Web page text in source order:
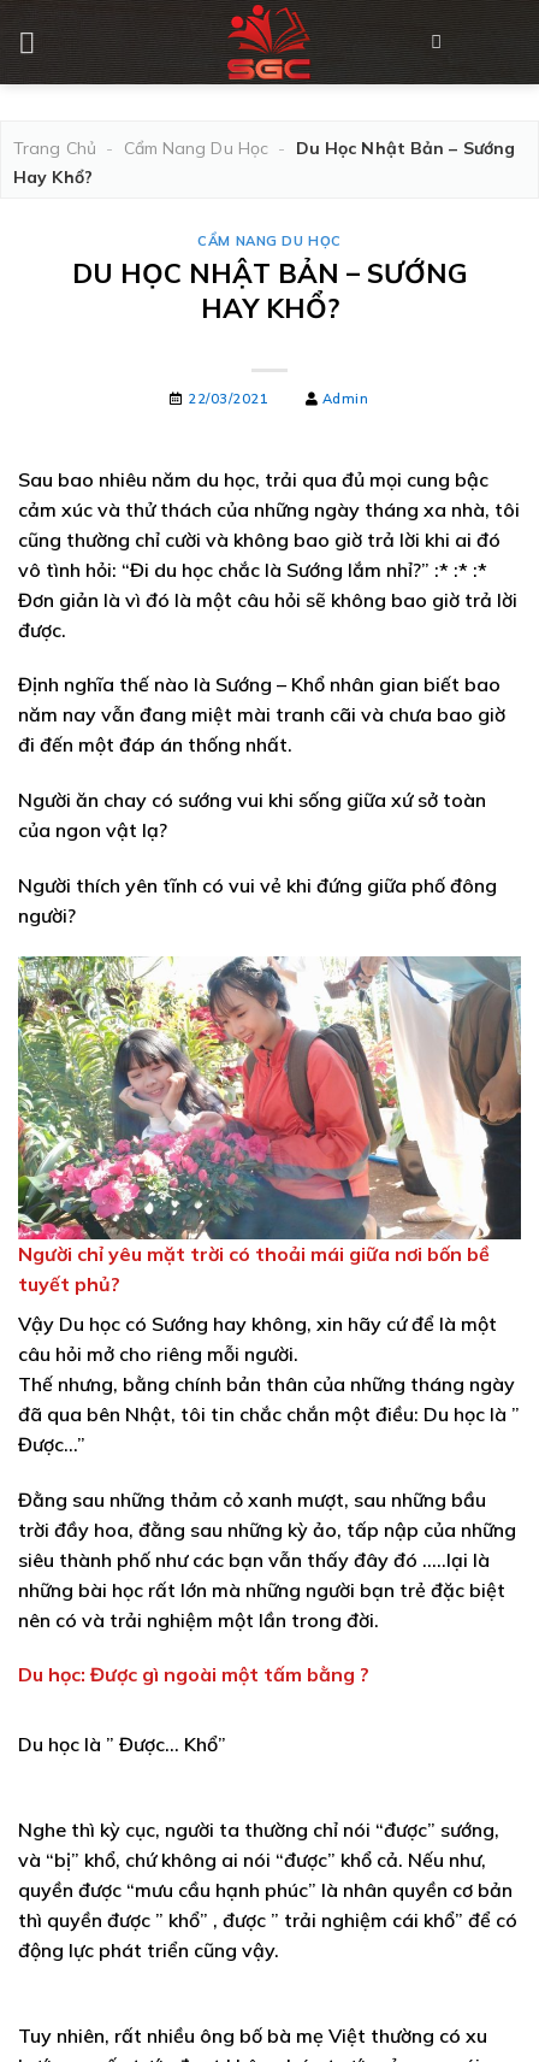
Skip
to
content
Trang Chủ - Cẩm Nang Du Học -
Du Học Nhật Bản – Sướng
Hay Khổ?
CẨM NANG DU HỌC
DU HỌC NHẬT BẢN – SƯỚNG
HAY KHỔ?
22/03/2021 Admin
Sau bao nhiêu năm du học, trải qua đủ mọi cung bậc
cảm xúc và thử thách của những ngày tháng xa nhà, tôi
cũng thường chỉ cười và không bao giờ trả lời khi ai đó
vô tình hỏi: “Đi du học chắc là Sướng lắm nhỉ?” :* :* :*
Đơn giản là vì đó là một câu hỏi sẽ không bao giờ trả lời
được.
Định nghĩa thế nào là Sướng – Khổ nhân gian biết bao
năm nay vẫn đang miệt mài tranh cãi và chưa bao giờ
đi đến một đáp án thống nhất.
Người ăn chay có sướng vui khi sống giữa xứ sở toàn
của ngon vật lạ?
Người thích yên tĩnh có vui vẻ khi đứng giữa phố đông
người?
Người chỉ yêu mặt trời có thoải mái giữa nơi bốn bề
tuyết phủ?
Vậy Du học có Sướng hay không, xin hãy cứ để là một
câu hỏi mở cho riêng mỗi người.
Thế nhưng, bằng chính bản thân của những tháng ngày
đã qua bên Nhật, tôi tin chắc chắn một điều: Du học là ”
Được…”
Đằng sau những thảm cỏ xanh mượt, sau những bầu
trời đầy hoa, đằng sau những kỳ ảo, tấp nập của những
siêu thành phố như các bạn vẫn thấy đây đó …..lại là
những bài học rất lớn mà những người bạn trẻ đặc biệt
nên có và trải nghiệm một lần trong đời.
Du học: Được gì ngoài một tấm bằng ?
Du học là ” Được… Khổ”
Nghe thì kỳ cục, người ta thường chỉ nói “được” sướng,
và “bị” khổ, chứ không ai nói “được” khổ cả. Nếu như,
quyền được “mưu cầu hạnh phúc” là nhân quyền cơ bản
thì quyền được ” khổ” , được ” trải nghiệm cái khổ” để có
động lực phát triển cũng vậy.
Tuy nhiên, rất nhiều ông bố bà mẹ Việt thường có xu